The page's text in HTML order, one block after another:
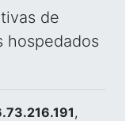
de
hospedados
,